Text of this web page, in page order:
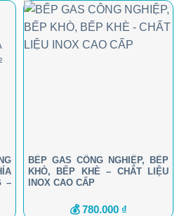
–
BẾP GAS CÔNG NGHIỆP, BẾP
KHÒ, BẾP KHÈ – CHẤT LIỆU
INOX CAO CẤP
💰 780.000 ₫